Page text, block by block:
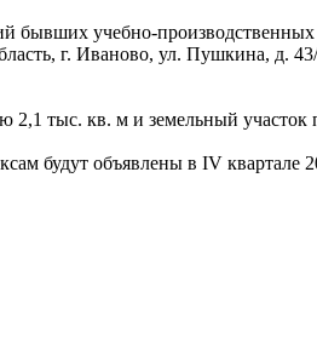
бывших учебно-
г. Иваново, ул. Пушкина,
тыс. кв. м и земельный
будут объявлены в IV квартале